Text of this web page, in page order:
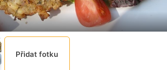
Přidat fotku